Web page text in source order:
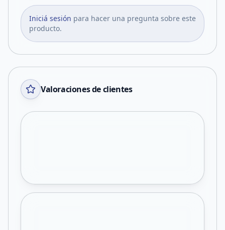
Iniciá sesión para hacer una pregunta sobre este
producto.
Valoraciones de clientes